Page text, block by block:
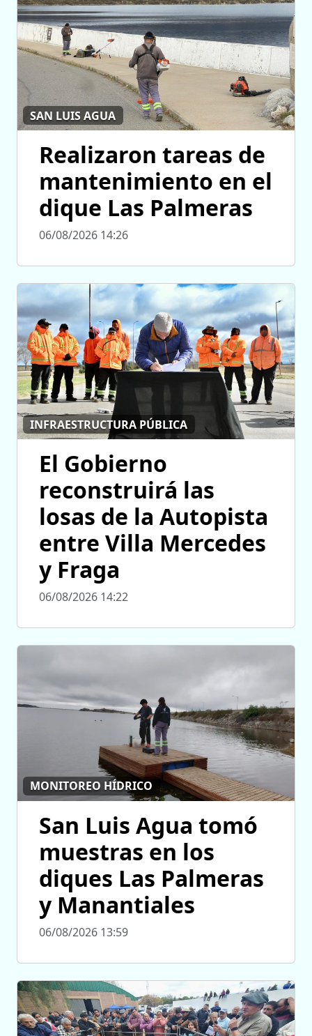
SAN LUIS AGUA
Realizaron tareas de
mantenimiento en el
dique Las Palmeras
06/08/2026 14:26
INFRAESTRUCTURA PÚBLICA
El Gobierno
reconstruirá las
losas de la Autopista
entre Villa Mercedes
y Fraga
06/08/2026 14:22
MONITOREO HÍDRICO
San Luis Agua tomó
muestras en los
diques Las Palmeras
y Manantiales
06/08/2026 13:59